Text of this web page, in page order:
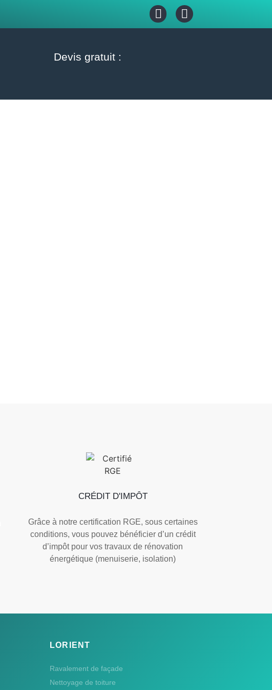
Devis gratuit :
CRÉDIT D'IMPÔT
Grâce à notre certification RGE, sous certaines
conditions, vous pouvez bénéficier d’un crédit
d’impôt pour vos travaux de rénovation
énergétique (menuiserie, isolation)
LORIENT
Ravalement de façade
Nettoyage de toiture